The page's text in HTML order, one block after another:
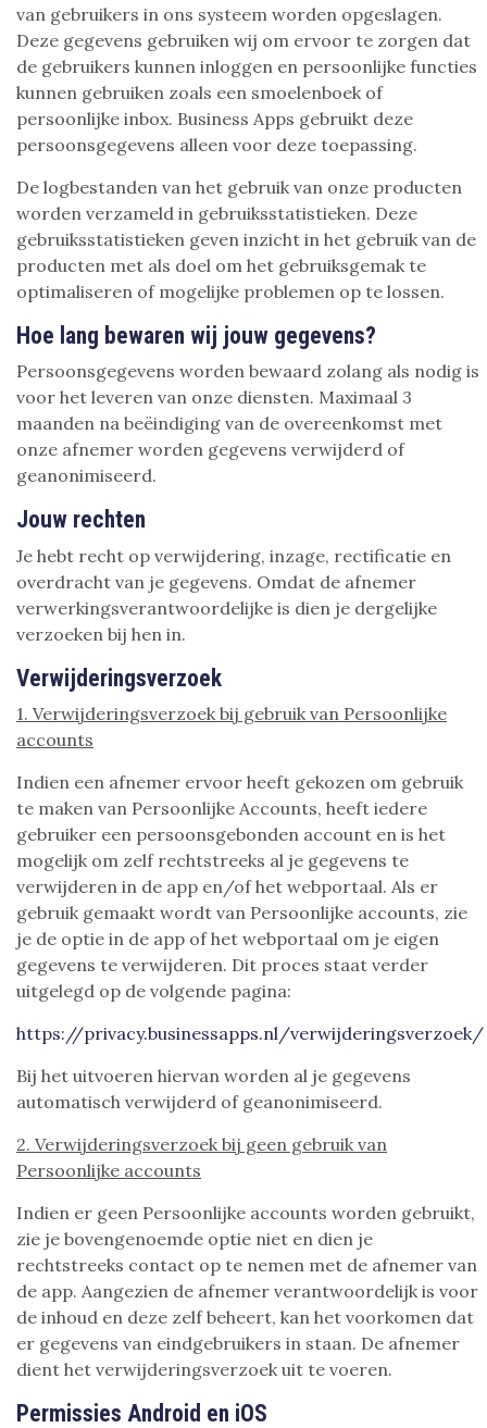
van gebruikers in ons systeem worden opgeslagen.
Deze gegevens gebruiken wij om ervoor te zorgen dat
de gebruikers kunnen inloggen en persoonlijke functies
kunnen gebruiken zoals een smoelenboek of
persoonlijke inbox. Business Apps gebruikt deze
persoonsgegevens alleen voor deze toepassing.
De logbestanden van het gebruik van onze producten
worden verzameld in gebruiksstatistieken. Deze
gebruiksstatistieken geven inzicht in het gebruik van de
producten met als doel om het gebruiksgemak te
optimaliseren of mogelijke problemen op te lossen.
Hoe lang bewaren wij jouw gegevens?
Persoonsgegevens worden bewaard zolang als nodig is
voor het leveren van onze diensten. Maximaal 3
maanden na beëindiging van de overeenkomst met
onze afnemer worden gegevens verwijderd of
geanonimiseerd.
Jouw rechten
Je hebt recht op verwijdering, inzage, rectificatie en
overdracht van je gegevens. Omdat de afnemer
verwerkingsverantwoordelijke is dien je dergelijke
verzoeken bij hen in.
Verwijderingsverzoek
1. Verwijderingsverzoek bij gebruik van Persoonlijke
accounts
Indien een afnemer ervoor heeft gekozen om gebruik
te maken van Persoonlijke Accounts, heeft iedere
gebruiker een persoonsgebonden account en is het
mogelijk om zelf rechtstreeks al je gegevens te
verwijderen in de app en/of het webportaal. Als er
gebruik gemaakt wordt van Persoonlijke accounts, zie
je de optie in de app of het webportaal om je eigen
gegevens te verwijderen. Dit proces staat verder
uitgelegd op de volgende pagina:
https://privacy.businessapps.nl/verwijderingsverzoek/
Bij het uitvoeren hiervan worden al je gegevens
automatisch verwijderd of geanonimiseerd.
2. Verwijderingsverzoek bij geen gebruik van
Persoonlijke accounts
Indien er geen Persoonlijke accounts worden gebruikt,
zie je bovengenoemde optie niet en dien je
rechtstreeks contact op te nemen met de afnemer van
de app. Aangezien de afnemer verantwoordelijk is voor
de inhoud en deze zelf beheert, kan het voorkomen dat
er gegevens van eindgebruikers in staan. De afnemer
dient het verwijderingsverzoek uit te voeren.
Permissies Android en iOS